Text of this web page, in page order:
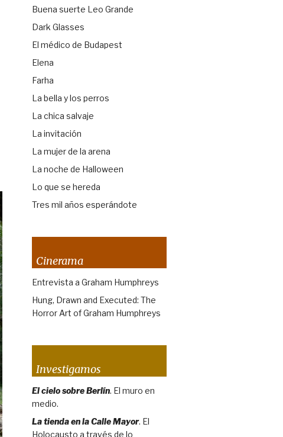
Buena suerte Leo Grande
Dark Glasses
El médico de Budapest
Elena
Farha
La bella y los perros
La chica salvaje
La invitación
La mujer de la arena
La noche de Halloween
Lo que se hereda
Tres mil años esperándote
Cinerama
Entrevista a Graham Humphreys
Hung, Drawn and Executed: The
Horror Art of Graham Humphreys
Investigamos
El cielo sobre Berlín. El muro en
medio.
La tienda en la Calle Mayor. El
Holocausto a través de lo